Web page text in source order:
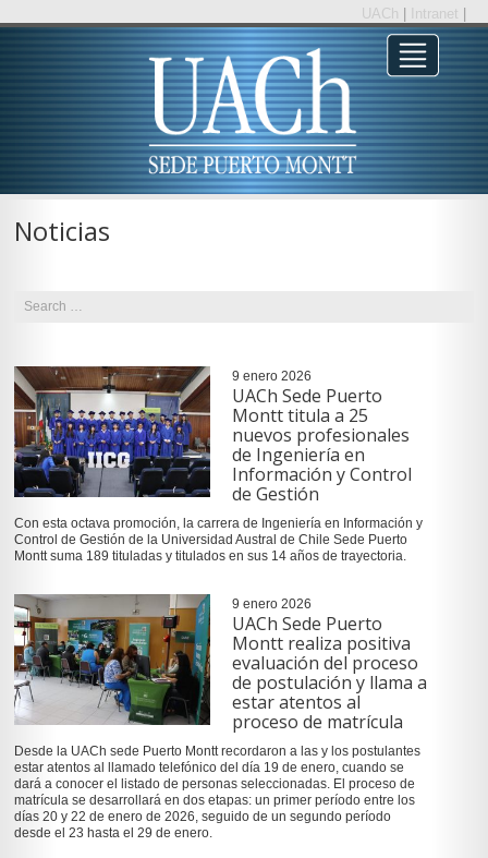
UACh Intranet
Noticias
9 enero 2026
UACh Sede Puerto
Montt titula a 25
nuevos profesionales
de Ingeniería en
Información y Control
de Gestión
Con esta octava promoción, la carrera de Ingeniería en Información y
Control de Gestión de la Universidad Austral de Chile Sede Puerto
Montt suma 189 tituladas y titulados en sus 14 años de trayectoria.
9 enero 2026
UACh Sede Puerto
Montt realiza positiva
evaluación del proceso
de postulación y llama a
estar atentos al
proceso de matrícula
Desde la UACh sede Puerto Montt recordaron a las y los postulantes
estar atentos al llamado telefónico del día 19 de enero, cuando se
dará a conocer el listado de personas seleccionadas. El proceso de
matrícula se desarrollará en dos etapas: un primer período entre los
días 20 y 22 de enero de 2026, seguido de un segundo período
desde el 23 hasta el 29 de enero.